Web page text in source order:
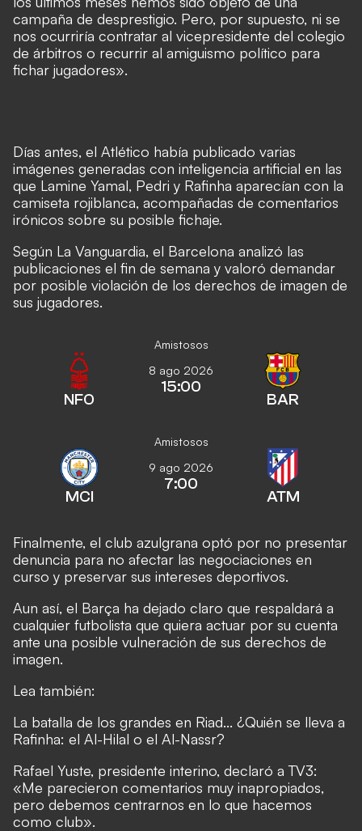
campaña de desprestigio. Pero, por supuesto, ni se
nos ocurriría contratar al vicepresidente del colegio
de árbitros o recurrir al amiguismo político para
fichar jugadores».
Días antes, el Atlético había publicado varias
imágenes generadas con inteligencia artificial en las
que Lamine Yamal, Pedri y Rafinha aparecían con la
camiseta rojiblanca, acompañadas de comentarios
irónicos sobre su posible fichaje.
Según La Vanguardia, el Barcelona analizó las
publicaciones el fin de semana y valoró demandar
por posible violación de los derechos de imagen de
sus jugadores.
Amistosos
NFO
8 ago 2026
15:00
BAR
Amistosos
MCI
9 ago 2026
7:00
ATM
Finalmente, el club azulgrana optó por no presentar
denuncia para no afectar las negociaciones en
curso y preservar sus intereses deportivos.
Aun así, el Barça ha dejado claro que respaldará a
cualquier futbolista que quiera actuar por su cuenta
ante una posible vulneración de sus derechos de
imagen.
Lea también:
La batalla de los grandes en Riad... ¿Quién se lleva a
Rafinha: el Al-Hilal o el Al-Nassr?
Rafael Yuste, presidente interino, declaró a TV3:
«Me parecieron comentarios muy inapropiados,
pero debemos centrarnos en lo que hacemos
como club».